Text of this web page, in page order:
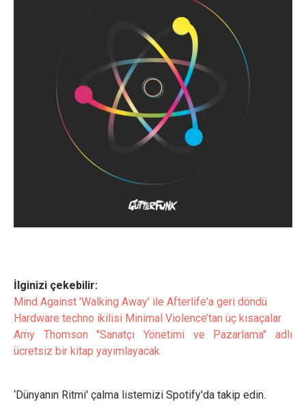
İlginizi çekebilir:
Mind Against 'Walking Away' ile Afterlife'a geri döndü
Hardware techno ikilisi Minimal Violence’tan üç kısaçalar
Amy Thomson "Sanatçı Yönetimi ve Pazarlama" adlı
ücretsiz bir kitap yayımlayacak
‘Dünyanın Ritmi' çalma listemizi Spotify'da takip edin.